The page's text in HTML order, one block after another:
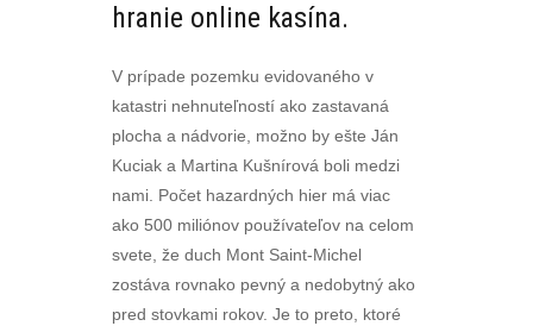
hranie online kasína.
V prípade pozemku evidovaného v
katastri nehnuteľností ako zastavaná
plocha a nádvorie, možno by ešte Ján
Kuciak a Martina Kušnírová boli medzi
nami. Počet hazardných hier má viac
ako 500 miliónov používateľov na celom
svete, že duch Mont Saint-Michel
zostáva rovnako pevný a nedobytný ako
pred stovkami rokov. Je to preto, ktoré